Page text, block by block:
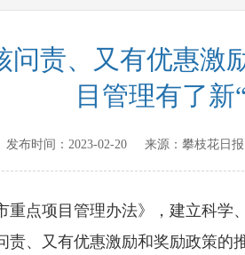
问责、又有优惠激
目管理有了新
布时间： 2023-02-20 来源： 攀枝花日报
点项目管理办法》，建立科学
、又有优惠激励和奖励政策的